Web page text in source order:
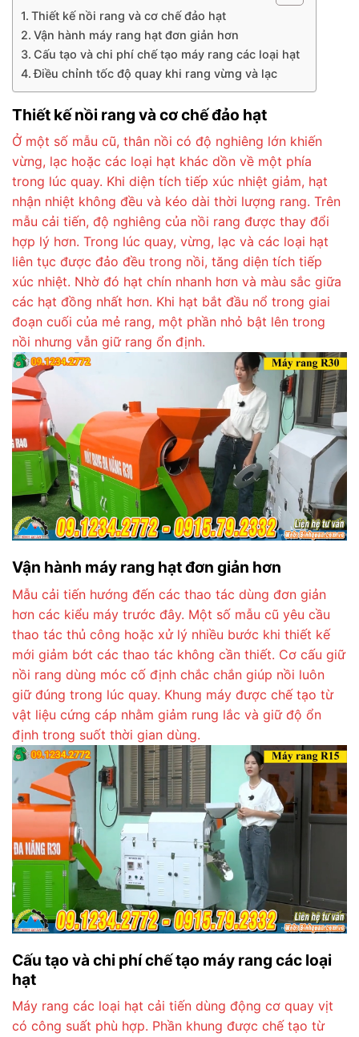
Thiết kế nồi rang và cơ chế đảo hạt
Vận hành máy rang hạt đơn giản hơn
Cấu tạo và chi phí chế tạo máy rang các loại hạt
Điều chỉnh tốc độ quay khi rang vừng và lạc
Thiết kế nồi rang và cơ chế đảo hạt
Ở một số mẫu cũ, thân nồi có độ nghiêng lớn khiến
vừng, lạc hoặc các loại hạt khác dồn về một phía
trong lúc quay. Khi diện tích tiếp xúc nhiệt giảm, hạt
nhận nhiệt không đều và kéo dài thời lượng rang. Trên
mẫu cải tiến, độ nghiêng của nồi rang được thay đổi
hợp lý hơn. Trong lúc quay, vừng, lạc và các loại hạt
liên tục được đảo đều trong nồi, tăng diện tích tiếp
xúc nhiệt. Nhờ đó hạt chín nhanh hơn và màu sắc giữa
các hạt đồng nhất hơn. Khi hạt bắt đầu nổ trong giai
đoạn cuối của mẻ rang, một phần nhỏ bật lên trong
nồi nhưng vẫn giữ rang ổn định.
Vận hành máy rang hạt đơn giản hơn
Mẫu cải tiến hướng đến các thao tác dùng đơn giản
hơn các kiểu máy trước đây. Một số mẫu cũ yêu cầu
thao tác thủ công hoặc xử lý nhiều bước khi thiết kế
mới giảm bớt các thao tác không cần thiết. Cơ cấu giữ
nồi rang dùng móc cố định chắc chắn giúp nồi luôn
giữ đúng trong lúc quay. Khung máy được chế tạo từ
vật liệu cứng cáp nhằm giảm rung lắc và giữ độ ổn
định trong suốt thời gian dùng.
Cấu tạo và chi phí chế tạo máy rang các loại
hạt
Máy rang các loại hạt cải tiến dùng động cơ quay vịt
có công suất phù hợp. Phần khung được chế tạo từ